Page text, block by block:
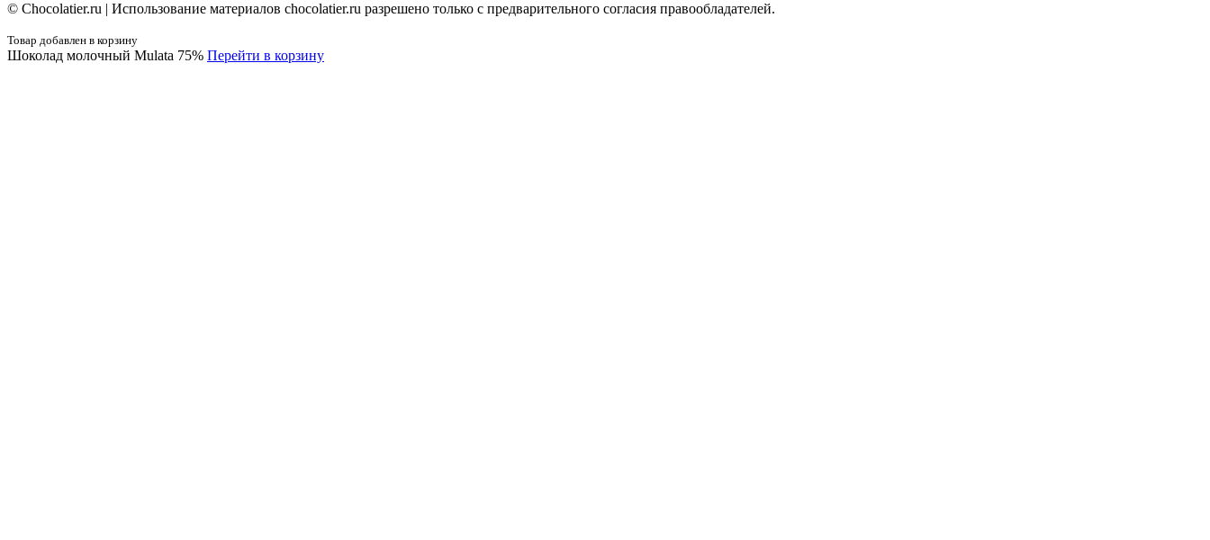
© Сhocolatier.ru | Использование материалов chocolatier.ru разрешено только с предварительного согласия правообладателей.
Товар добавлен в корзину
Шоколад молочный Mulata 75% Перейти в корзину